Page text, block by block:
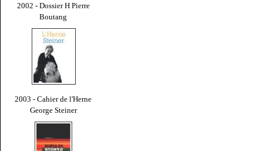
2002 - Dossier H Pierre
Boutang
2003 - Cahier de l'Herne
George Steiner